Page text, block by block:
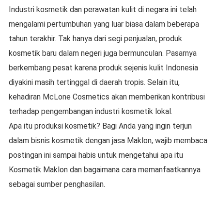
Industri kosmetik dan perawatan kulit di negara ini telah
mengalami pertumbuhan yang luar biasa dalam beberapa
tahun terakhir. Tak hanya dari segi penjualan, produk
kosmetik baru dalam negeri juga bermunculan. Pasarnya
berkembang pesat karena produk sejenis kulit Indonesia
diyakini masih tertinggal di daerah tropis. Selain itu,
kehadiran McLone Cosmetics akan memberikan kontribusi
terhadap pengembangan industri kosmetik lokal.
Apa itu produksi kosmetik? Bagi Anda yang ingin terjun
dalam bisnis kosmetik dengan jasa Maklon, wajib membaca
postingan ini sampai habis untuk mengetahui apa itu
Kosmetik Maklon dan bagaimana cara memanfaatkannya
sebagai sumber penghasilan.